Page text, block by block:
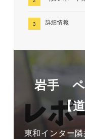
詳細情報
岩手 ペ
【
東和インター